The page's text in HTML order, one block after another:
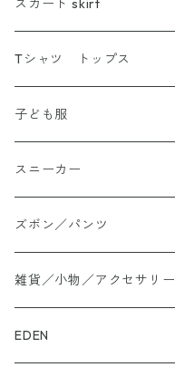
スカート skirt
Tシャツ トップス
Tシャツ
シャツ
大きいサイズ
ロングTシャツ
子ども服
スニーカー
ズボン／パンツ
雑貨／小物／アクセサリー
トートバッグ
EDEN